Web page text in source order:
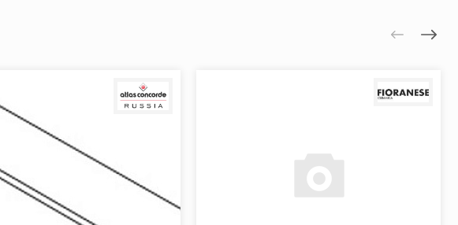
месяцев